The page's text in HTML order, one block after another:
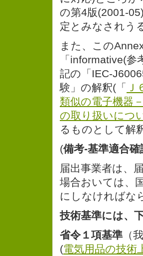
の第4版(2001-
定とみなされう
また、この
「informative(
記の「IEC-
験」の解釈(「
Ｊ
類似の電子機器
の取り扱いにつ
るものとして解
(備考-基準適合確
届出事業者は、
場合おいては、
にしなければな
技術基準には、
省令１項基準 （
(電気用品の技術